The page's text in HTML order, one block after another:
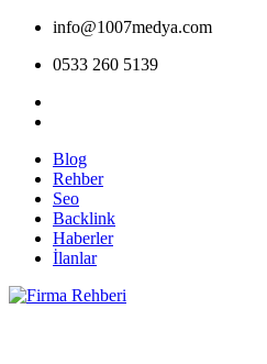
info@1007medya.com
0533 260 5139
Blog
Rehber
Seo
Backlink
Haberler
İlanlar